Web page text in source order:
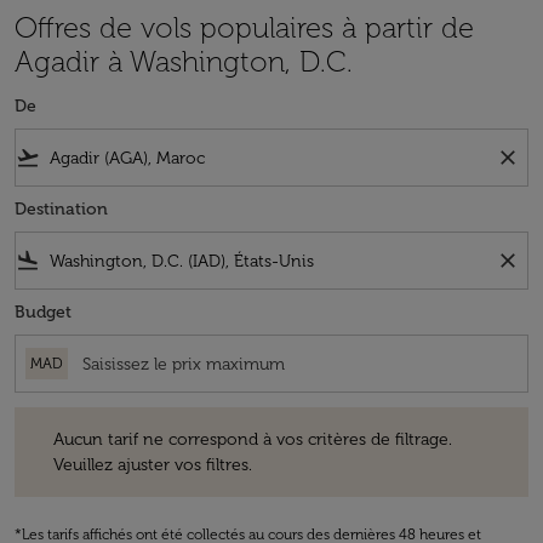
Offres de vols populaires à partir de
Agadir à Washington, D.C.
De
flight_takeoff close
Destination
flight_land close
Budget
MAD
Aucun tarif ne correspond à vos critères de filtrage.
Veuillez ajuster vos filtres.
*Les tarifs affichés ont été collectés au cours des dernières 48 heures et